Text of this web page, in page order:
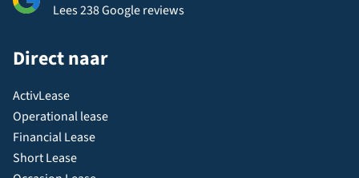
Lees 238 Google reviews
Direct naar
ActivLease
Operational lease
Financial Lease
Short Lease